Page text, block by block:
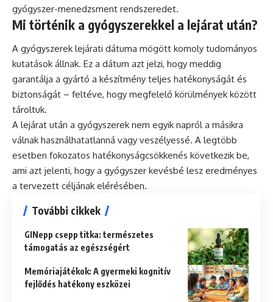
gyógyszer-menedzsment rendszeredet.
Mi történik a gyógyszerekkel a lejárat után?
A gyógyszerek lejárati dátuma mögött komoly tudományos
kutatások állnak. Ez a dátum azt jelzi, hogy meddig
garantálja a gyártó a készítmény teljes hatékonyságát és
biztonságát – feltéve, hogy megfelelő körülmények között
tároltuk.
A lejárat után a gyógyszerek nem egyik napról a másikra
válnak használhatatlanná vagy veszélyessé. A legtöbb
esetben fokozatos hatékonyságcsökkenés következik be,
ami azt jelenti, hogy a gyógyszer kevésbé lesz eredményes
a tervezett céljának elérésében.
További cikkek
GINepp csepp titka: természetes
támogatás az egészségért
Memóriajátékok: A gyermeki kognitív
fejlődés hatékony eszközei